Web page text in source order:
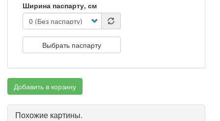
Ширина паспарту, см
Выбрать паспарту
Добавить в корзину
Похожие картины.